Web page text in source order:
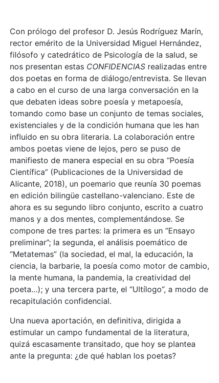
Con prólogo del profesor D. Jesús Rodríguez Marín,
rector emérito de la Universidad Miguel Hernández,
filósofo y catedrático de Psicología de la salud, se
nos presentan estas CONFIDENCIAS realizadas entre
dos poetas en forma de diálogo/entrevista. Se llevan
a cabo en el curso de una larga conversación en la
que debaten ideas sobre poesía y metapoesía,
tomando como base un conjunto de temas sociales,
existenciales y de la condición humana que les han
influido en su obra literaria. La colaboración entre
ambos poetas viene de lejos, pero se puso de
manifiesto de manera especial en su obra “Poesía
Científica” (Publicaciones de la Universidad de
Alicante, 2018), un poemario que reunía 30 poemas
en edición bilingüe castellano-valenciano. Este de
ahora es su segundo libro conjunto, escrito a cuatro
manos y a dos mentes, complementándose. Se
compone de tres partes: la primera es un “Ensayo
preliminar”; la segunda, el análisis poemático de
“Metatemas” (la sociedad, el mal, la educación, la
ciencia, la barbarie, la poesía como motor de cambio,
la mente humana, la pandemia, la creatividad del
poeta…); y una tercera parte, el “Ultílogo”, a modo de
recapitulación confidencial.
Una nueva aportación, en definitiva, dirigida a
estimular un campo fundamental de la literatura,
quizá escasamente transitado, que hoy se plantea
ante la pregunta: ¿de qué hablan los poetas?